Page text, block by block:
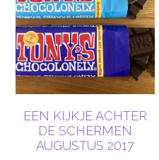
EEN KIJKJE ACHTER
DE SCHERMEN
AUGUSTUS 2017